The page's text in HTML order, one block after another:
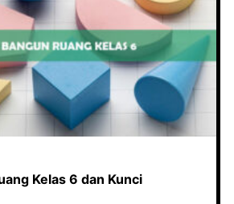
Kelas 6 dan Kunci